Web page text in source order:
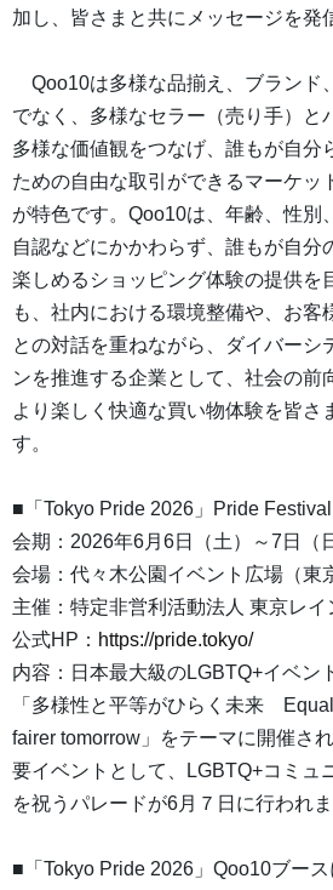
加し、皆さまと共にメッセージを発
Qoo10は多様な品揃え、ブランド
でなく、多様なセラー（売り手）と
多様な価値観をつなげ、誰もが自分
ための自由な取引ができるマーケッ
が特色です。Qoo10は、年齢、性別
自認などにかかわらず、誰もが自分
楽しめるショッピング体験の提供を
も、社内における環境整備や、お客
との対話を重ねながら、ダイバーシ
ンを推進する企業として、社会の前
より楽しく快適な買い物体験を皆さ
す。
■「Tokyo Pride 2026」Pride
会期：2026年6月6日（土）～7日（
会場：代々木公園イベント広場（東
主催：特定非営利活動法人 東京レイ
公式HP： https://pride.tokyo/
内容：日本最大級のLGBTQ+イベン
「多様性と平等がひらく未来
fairer tomorrow」をテーマに開催さ
要イベントとして、LGBTQ+コミュ
を祝うパレードが6月７日に行われま
■「Tokyo Pride 2026」Qoo10ブース